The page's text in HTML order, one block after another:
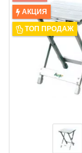
АКЦИЯ
ТОП ПРОДАЖ